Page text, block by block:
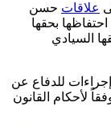
علاقات حسن
بحقها
السيادي
للدفاع عن
لأحكام القانون